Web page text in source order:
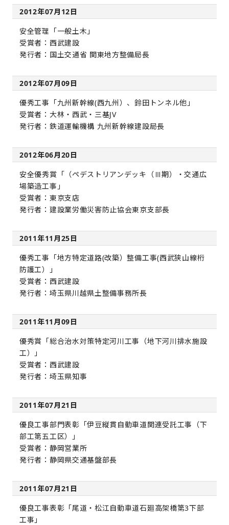
2012年07月12日
安全管理「一般土木」
受賞者：西武建設
発行者：国土交通省 関東地方整備局長
2012年07月09日
優秀工事「九州新幹線(西九州）、鈴田トンネル他」
受賞者：大林・西武・三基JV
発行者：鉄道運輸機構 九州新幹線建設局長
2012年06月20日
安全優秀賞「（ペデストリアンデッキ（Ⅲ期）・交通広
場築造工事」
受賞者：東京支店
発行者：建設業労働災害防止協会東京支部長
2011年11月25日
優秀工事「地方特定道路(改築）整備工事(西武狭山線桁
防護工）」
受賞者：西武建設
発行者：埼玉県川越県土整備事務所長
2011年11月09日
優秀賞「総合治水対策特定河川工事（地下河川排水施設
工）」
受賞者：西武建設
発行者：埼玉県知事
2011年07月21日
優良工事部門表彰「伊豆縦貫自動車道関連受託工事（下
部工第五工区）」
受賞者：静岡営業所
発行者：静岡県交通基盤部長
2011年07月21日
優良工事表彰「尾道・松江自動車道石廻高架橋第3下部
工事」